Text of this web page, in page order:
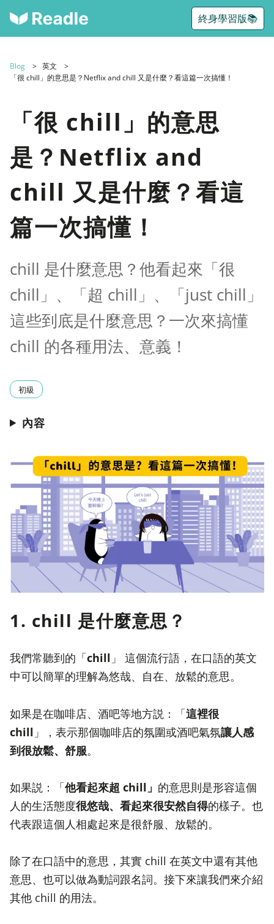
終身學習版📚
Blog
英文
「很 chill」的意思是？Netflix and chill 又是什麼？看這篇一次搞懂！
「很 chill」的意思
是？Netflix and
chill 又是什麼？看這
篇一次搞懂！
chill 是什麼意思？他看起來「很
chill」、「超 chill」、「just chill」
這些到底是什麼意思？一次來搞懂
chill 的各種用法、意義！
初級
內容
1. chill 是什麼意思？
我們常聽到的「chill 」 這個流行語，在口語的英文
中可以簡單的理解為悠哉、自在、放鬆的意思。
如果是在咖啡店、酒吧等地方説：「這裡很
chill 」，表示那個咖啡店的氛圍或酒吧氣氛讓人感
到很放鬆、舒服。
如果説：「他看起來超 chill」 的意思則是形容這個
人的生活態度很悠哉、看起來很安然自得的樣子。也
代表跟這個人相處起來是很舒服、放鬆的。
除了在口語中的意思，其實 chill 在英文中還有其他
意思、也可以做為動詞跟名詞。接下來讓我們來介紹
其他 chill 的用法。